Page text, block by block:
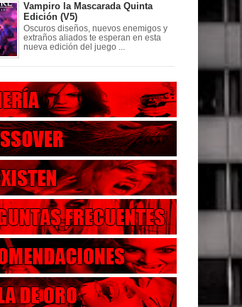
Vampiro la Mascarada Quinta
Edición (V5)
Oscuros diseños, nuevos enemigos y
extraños aliados te esperan en esta
nueva edición del juego ...